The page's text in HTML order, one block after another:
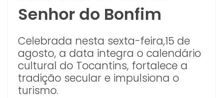
Senhor do Bonfim
Celebrada nesta sexta-feira,15 de
agosto, a data integra o calendário
cultural do Tocantins, fortalece a
tradição secular e impulsiona o
turismo.